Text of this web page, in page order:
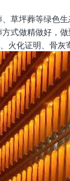
坪葬等绿色生
式做精做好，
化证明、骨灰